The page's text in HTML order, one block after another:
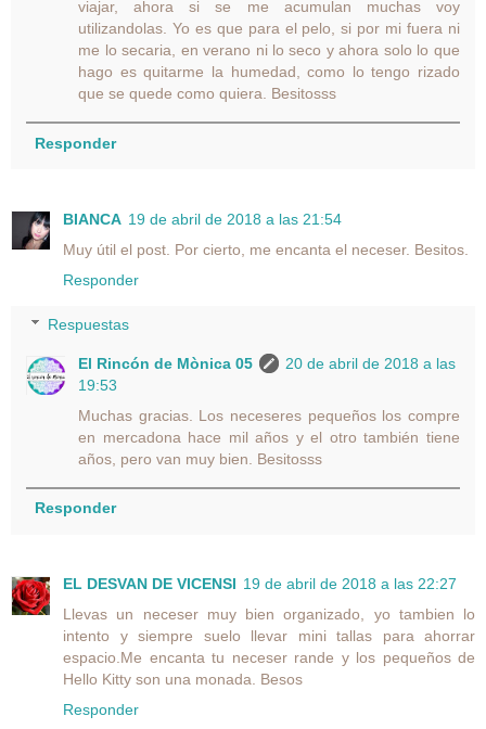
viajar, ahora si se me acumulan muchas voy
utilizandolas. Yo es que para el pelo, si por mi fuera ni
me lo secaria, en verano ni lo seco y ahora solo lo que
hago es quitarme la humedad, como lo tengo rizado
que se quede como quiera. Besitosss
Responder
BIANCA 19 de abril de 2018 a las 21:54
Muy útil el post. Por cierto, me encanta el neceser. Besitos.
Responder
Respuestas
El Rincón de Mònica 05
20 de abril de 2018 a las
19:53
Muchas gracias. Los neceseres pequeños los compre
en mercadona hace mil años y el otro también tiene
años, pero van muy bien. Besitosss
Responder
EL DESVAN DE VICENSI 19 de abril de 2018 a las 22:27
Llevas un neceser muy bien organizado, yo tambien lo
intento y siempre suelo llevar mini tallas para ahorrar
espacio.Me encanta tu neceser rande y los pequeños de
Hello Kitty son una monada. Besos
Responder